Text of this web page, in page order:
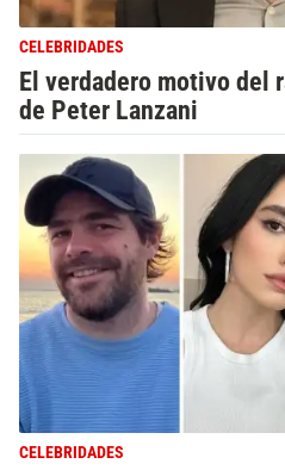
CELEBRIDADES
El verdadero motivo del
de Peter Lanzani
CELEBRIDADES